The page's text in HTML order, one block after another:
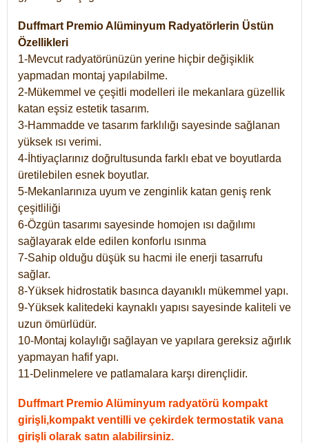
Duffmart Premio Alüminyum Radyatörlerin Üstün
Özellikleri
1-Mevcut radyatörünüzün yerine hiçbir değişiklik
yapmadan montaj yapılabilme.
2-Mükemmel ve çeşitli modelleri ile mekanlara güzellik
katan eşsiz estetik tasarım.
3-Hammadde ve tasarım farklılığı sayesinde sağlanan
yüksek ısı verimi.
4-İhtiyaçlarınız doğrultusunda farklı ebat ve boyutlarda
üretilebilen esnek boyutlar.
5-Mekanlarınıza uyum ve zenginlik katan geniş renk
çeşitliliği
6-Özgün tasarımı sayesinde homojen ısı dağılımı
sağlayarak elde edilen konforlu ısınma
7-Sahip olduğu düşük su hacmi ile enerji tasarrufu
sağlar.
8-Yüksek hidrostatik basınca dayanıklı mükemmel yapı.
9-Yüksek kalitedeki kaynaklı yapısı sayesinde kaliteli ve
uzun ömürlüdür.
10-Montaj kolaylığı sağlayan ve yapılara gereksiz ağırlık
yapmayan hafif yapı.
11-Delinmelere ve patlamalara karşı dirençlidir.
Duffmart Premio Alüminyum radyatörü kompakt
girişli,kompakt ventilli ve çekirdek termostatik vana
girişli olarak satın alabilirsiniz.